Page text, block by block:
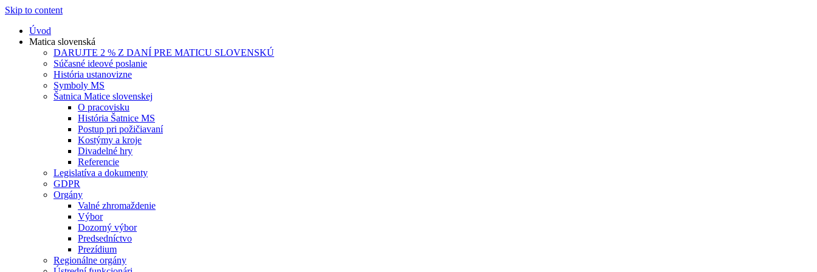
Skip to content
Úvod
Matica slovenská
DARUJTE 2 % Z DANÍ PRE MATICU SLOVENSKÚ
Súčasné ideové poslanie
História ustanovizne
Symboly MS
Šatnica Matice slovenskej
O pracovisku
História Šatnice MS
Postup pri požičiavaní
Kostýmy a kroje
Divadelné hry
Referencie
Legislatíva a dokumenty
GDPR
Orgány
Valné zhromaždenie
Výbor
Dozorný výbor
Predsedníctvo
Prezídium
Regionálne orgány